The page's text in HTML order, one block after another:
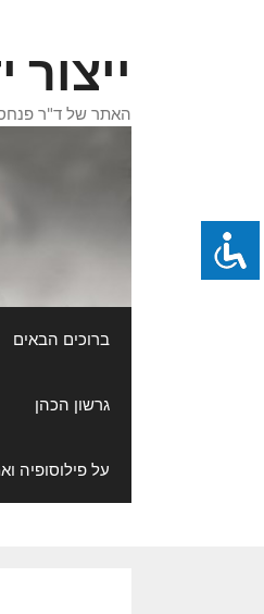
ייצור
האתר של ד"ר פנחס
ברוכים הבאים
גרשון הכהן
על פילוסופיה